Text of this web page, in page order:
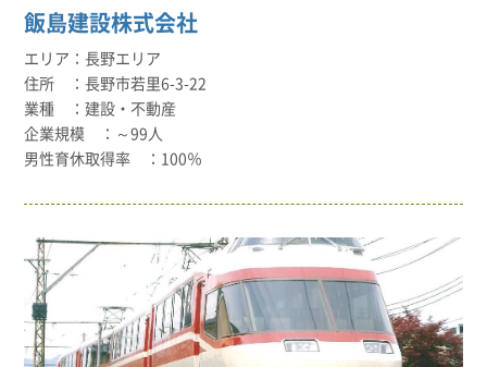
飯島建設株式会社
長野エリア
長野市若里6-3-22
建設・不動産
～99人
100％